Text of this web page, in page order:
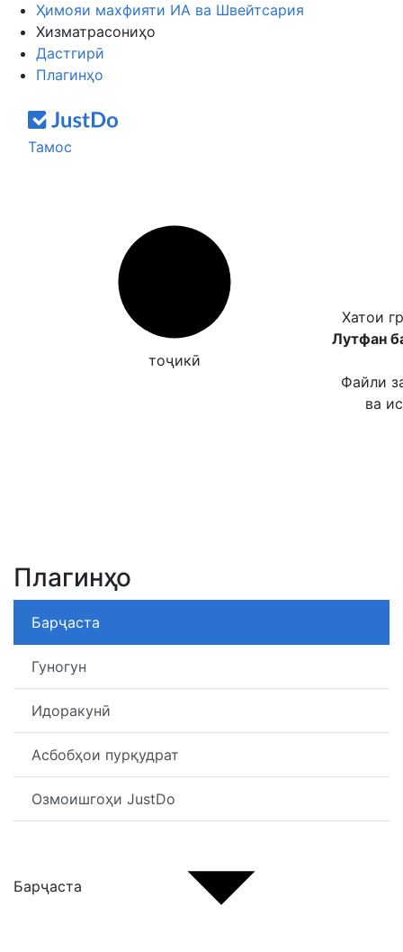
Ҳимояи махфияти ИА ва Швейтсария
Хизматрасониҳо
Дастгирӣ
Плагинҳо
Тамос
тоҷикӣ
Хатои
Лутфан
Файли
ва
Плагинҳо
Барҷаста
Гуногун
Идоракунӣ
Асбобҳои пурқудрат
Озмоишгоҳи JustDo
Барҷаста